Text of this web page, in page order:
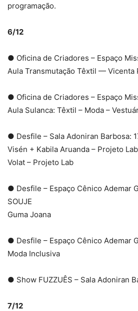
programação.
6/12
● Oficina de Criadores – Espaço
Aula Transmutação Têxtil — Vicenta
● Oficina de Criadores – Espaço
Aula Sulanca: Têxtil – Moda –
● Desfile – Sala Adoniran Barbosa:
Visén + Kabila Aruanda – Projeto Lab
Volat – Projeto Lab
● Desfile – Espaço Cênico Ademar
SOUJE
Guma Joana
● Desfile – Espaço Cênico Ademar
Moda Inclusiva
● Show FUZZUÊS – Sala Adoniran
7/12